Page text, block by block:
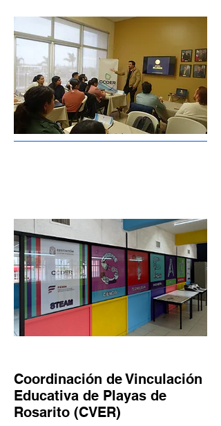
Coordinación de Vinculación
Educativa de Playas de
Rosarito (CVER)